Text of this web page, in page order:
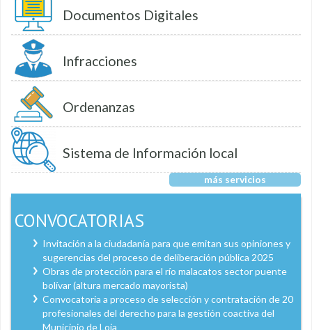
Documentos Digitales
Infracciones
Ordenanzas
Sistema de Información local
más servicios
CONVOCATORIAS
Invitación a la ciudadanía para que emitan sus opiniones y
sugerencias del proceso de deliberación pública 2025
Obras de protección para el río malacatos sector puente
bolívar (altura mercado mayorista)
Convocatoria a proceso de selección y contratación de 20
profesionales del derecho para la gestión coactiva del
Municipio de Loja